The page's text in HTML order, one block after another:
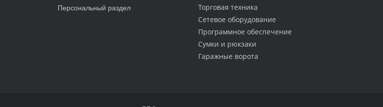
Торговая техника
Сетевое оборудование
Программное обеспечение
Сумки и рюкзаки
Гаражные ворота
Персональный раздел